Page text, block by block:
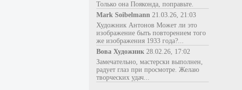
Только она Пояконда, поправьте.
Mark Soibelmann 21.03.26, 21:03
Художник Антонов Может ли это
изображение быть повторением того
же изображения 1933 года?...
Вова Художник 28.02.26, 17:02
Замечательно, мастерски выполнен,
радует глаз при просмотре. Желаю
творческих удач...